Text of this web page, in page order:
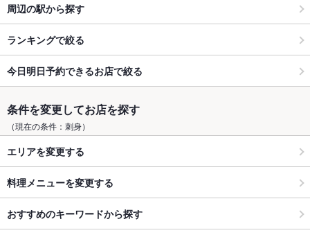
周辺の駅から探す
ランキングで絞る
今日明日予約できるお店で絞る
条件を変更してお店を探す
（現在の条件：刺身）
エリアを変更する
料理メニューを変更する
おすすめのキーワードから探す